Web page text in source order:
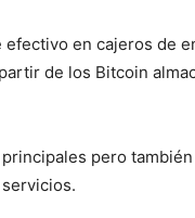
efectivo en cajeros de
de los Bitcoin
pero